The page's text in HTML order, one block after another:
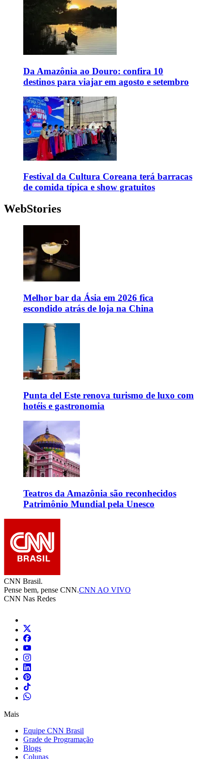
Da Amazônia ao Douro: confira 10
destinos para viajar em agosto e setembro
Festival da Cultura Coreana terá barracas
de comida típica e show gratuitos
WebStories
Melhor bar da Ásia em 2026 fica
escondido atrás de loja na China
Punta del Este renova turismo de luxo com
hotéis e gastronomia
Teatros da Amazônia são reconhecidos
Patrimônio Mundial pela Unesco
CNN Brasil.
Pense bem, pense CNN.CNN AO VIVO
CNN Nas Redes
Mais
Equipe CNN Brasil
Grade de Programação
Blogs
Colunas